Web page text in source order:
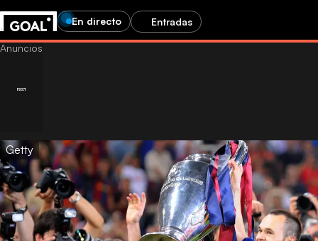
En directo Entradas
Getty